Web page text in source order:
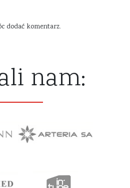
dodać komentarz.
nam: